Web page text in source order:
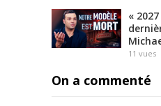
«
11 vues
On a commenté